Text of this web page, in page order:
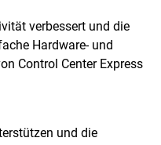
verbessert und die
Hardware- und
Control Center Express
und die